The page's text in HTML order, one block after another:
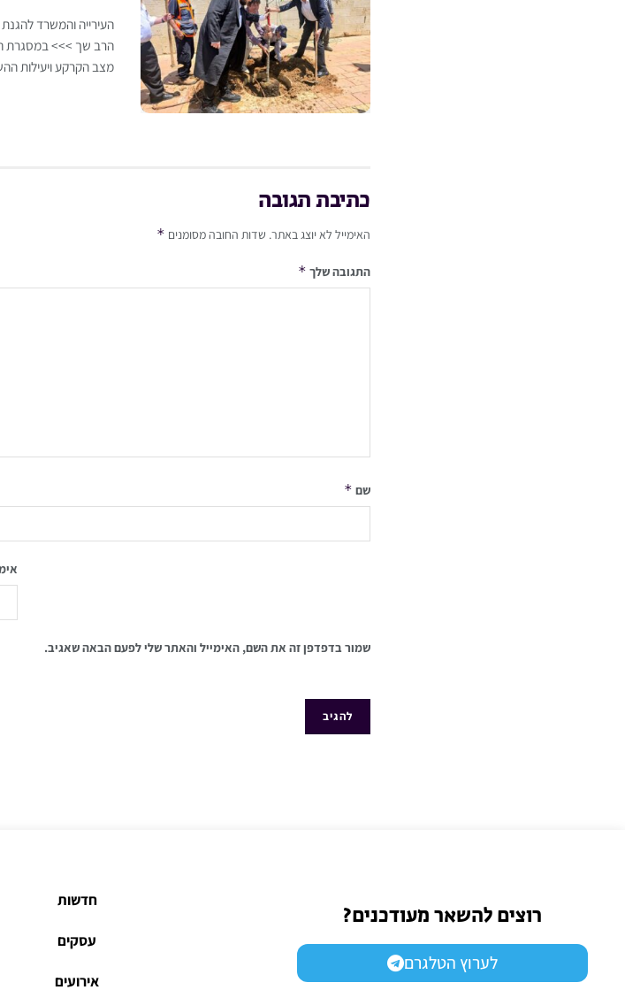
העירייה והמשרד
הרב שך >>> במסגרת
מצב הקרקע ויעילות
כתיבת תגובה
האימייל לא יוצג באתר. שדות החובה מסומנים *
התגובה שלך *
שם *
שמור בדפדפן זה את השם, האימייל והאתר שלי לפעם הבאה שאגיב.
רוצים להשאר מעודכנים?
לערוץ הטלגרם
חדשות
עסקים
אירועים